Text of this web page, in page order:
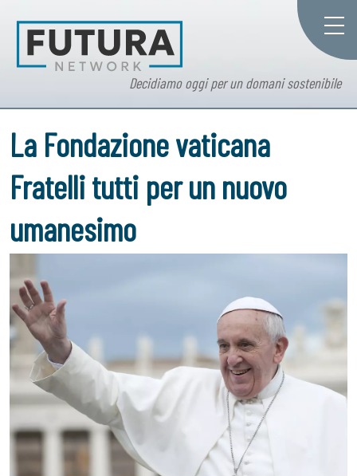
Decidiamo oggi per un domani sostenibile
La Fondazione vaticana
Fratelli tutti per un nuovo
umanesimo